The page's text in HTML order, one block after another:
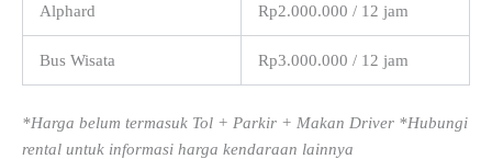
Alphard Rp2.000.000 / 12 jam
Bus Wisata Rp3.000.000 / 12 jam
*Harga belum termasuk Tol + Parkir + Makan Driver *Hubungi
rental untuk informasi harga kendaraan lainnya